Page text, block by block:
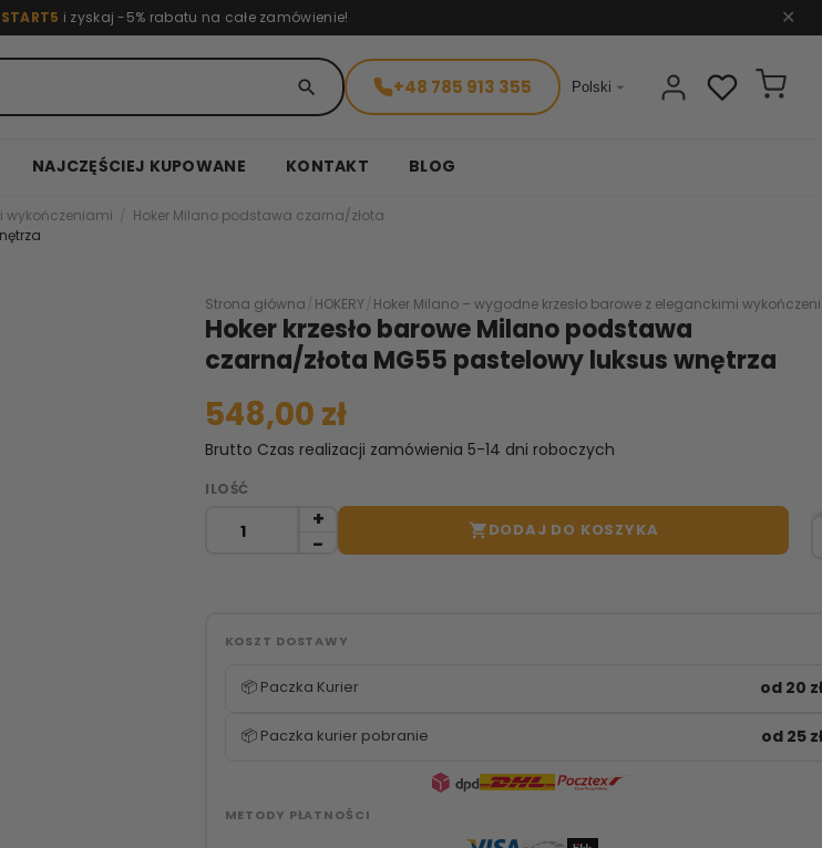
START5 i zyskaj -5% rabatu na całe zamówienie! ✕
search +48 785 913 355 Polski 
NAJCZĘŚCIEJ KUPOWANE KONTAKT BLOG
wykończeniami
Hoker Milano podstawa czarna/złota
Strona główna HOKERY Hoker Milano – wygodne krzesło barowe z eleganckimi
Hoker krzesło barowe Milano podstawa
czarna/złota MG55 pastelowy luksus wnętrza
548,00 zł
Brutto Czas realizacji zamówienia 5-14 dni roboczych
ILOŚĆ
DODAJ DO KOSZYKA
KOSZT DOSTAWY
📦 Paczka Kurier od 20
📦 Paczka kurier pobranie od 25
METODY PŁATNOŚCI